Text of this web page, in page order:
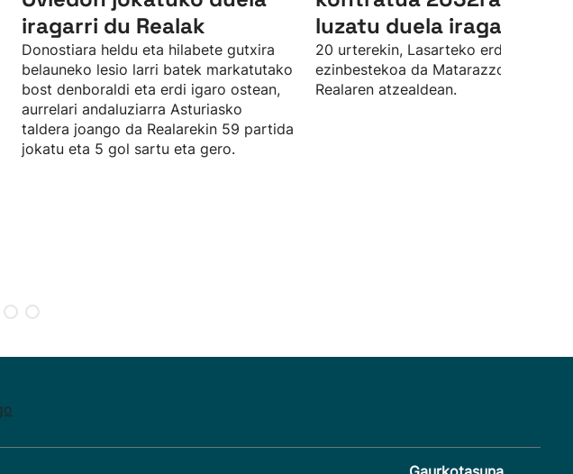
iragarri du Realak
Donostiara heldu eta hilabete gutxira
belauneko lesio larri batek markatutako
bost denboraldi eta erdi igaro ostean,
aurrelari andaluziarra Asturiasko
taldera joango da Realarekin 59 partida
jokatu eta 5 gol sartu eta gero.
luzatu duela iragarri du
20 urterekin, Lasarteko erdiko
ezinbestekoa da Matarazzorentzat
Realaren atzealdean.